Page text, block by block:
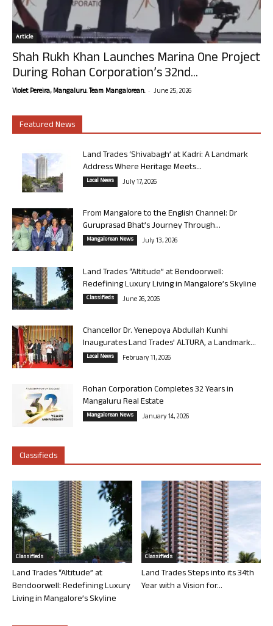
Article
Shah Rukh Khan Launches Marina One Project
During Rohan Corporation’s 32nd...
Violet Pereira, Mangaluru. Team Mangalorean. - June 25, 2026
Featured News
Land Trades ‘Shivabagh’ at Kadri: A Landmark
Address Where Heritage Meets...
Local News July 17, 2026
From Mangalore to the English Channel: Dr
Guruprasad Bhat’s Journey Through...
Mangalorean News July 13, 2026
Land Trades “Altitude” at Bendoorwell:
Redefining Luxury Living in Mangalore’s Skyline
Classifieds June 26, 2026
Chancellor Dr. Yenepoya Abdullah Kunhi
Inaugurates Land Trades’ ALTURA, a Landmark...
Local News February 11, 2026
Rohan Corporation Completes 32 Years in
Mangaluru Real Estate
Mangalorean News January 14, 2026
Classifieds
Classifieds
Land Trades “Altitude” at
Bendoorwell: Redefining Luxury
Living in Mangalore’s Skyline
Classifieds
Land Trades Steps into its 34th
Year with a Vision for...